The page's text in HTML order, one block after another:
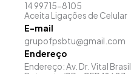
14 99715-8105
Aceita Ligações de Celular
E-mail
grupofpsbtu@gmail.com
Endereço
Endereço: Av. Dr. Vital